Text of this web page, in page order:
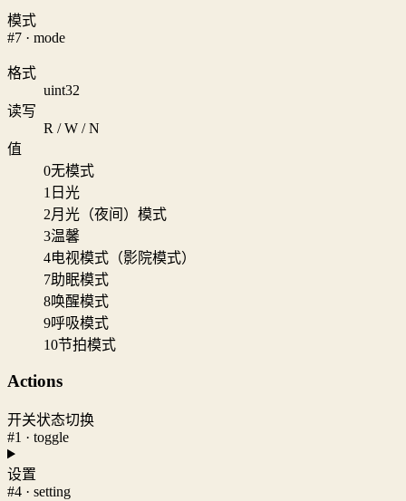
模式
#7 · mode
格式
uint32
读写
R / W / N
值
0无模式
1 日光
2月光（夜间）模式
3温馨
4电视模式（影院模式）
7助眠模式
8唤醒模式
9呼吸模式
10节拍模式
Actions
开关状态切换
#1 · toggle
设置
#4 · setting